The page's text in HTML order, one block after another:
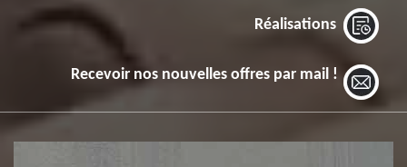
Réalisations
Recevoir nos nouvelles offres par mail !